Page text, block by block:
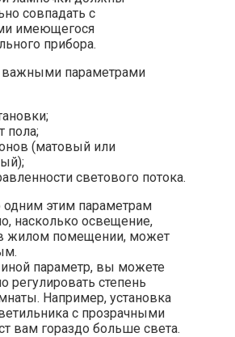
совпадать с
имеющегося
прибора.
параметрами
пола;
(матовый или
светового потока.
этим параметрам
насколько освещение,
жилом помещении, может
параметр, вы можете
регулировать степень
Например, установка
с прозрачными
вам гораздо больше света.